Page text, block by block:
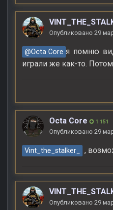
Опубликовано 29
@Octa Core я помню
играли же как-то.
Octa Core 1 151
Опубликовано 29
Vint_the_stalker_ ,
Опубликовано 29